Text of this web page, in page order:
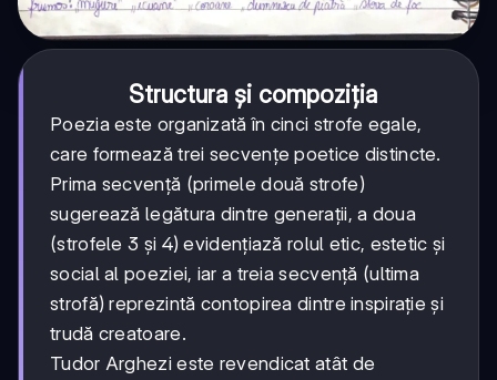
Structura și compoziția
Poezia este organizată în cinci strofe egale,
care formează trei secvențe poetice distincte.
Prima secvență (primele două strofe)
sugerează legătura dintre generații, a doua
(strofele 3 și 4) evidențiază rolul etic, estetic și
social al poeziei, iar a treia secvență (ultima
strofă) reprezintă contopirea dintre inspirație și
trudă creatoare.
Tudor Arghezi este revendicat atât de